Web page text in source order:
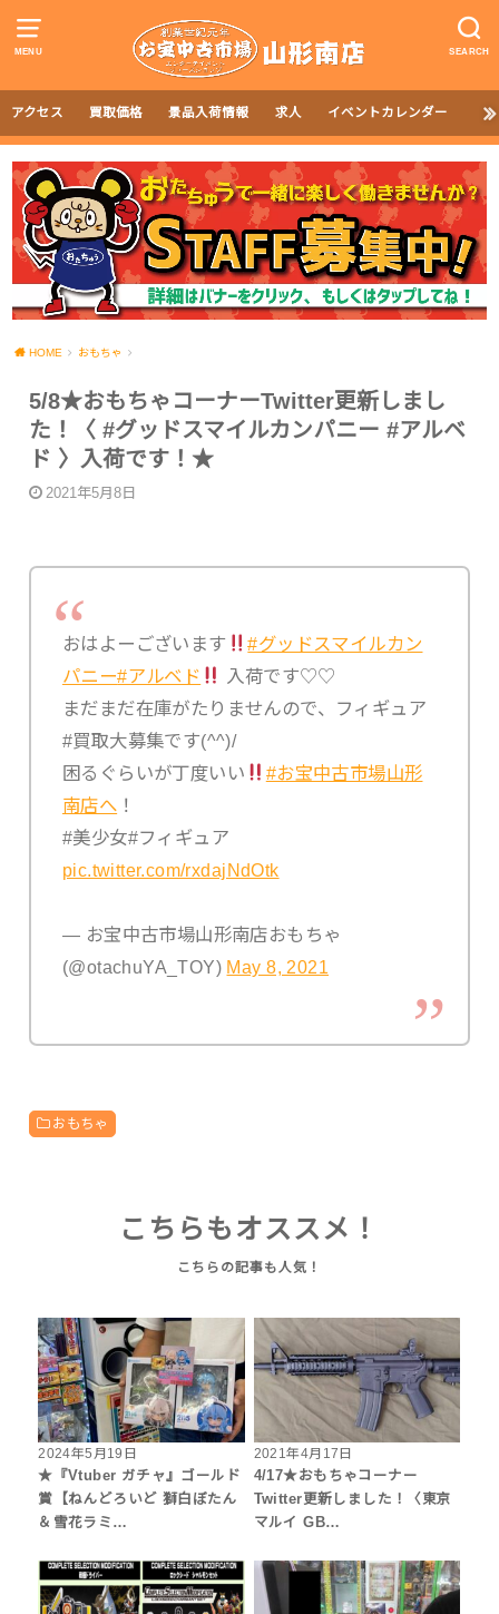
MENU SEARCH
アクセス 買取価格 景品入荷情報 求人 イベントカレンダー
HOME おもちゃ
5/8★おもちゃコーナーTwitter更新しまし
た！〈 #グッドスマイルカンパニー #アルベ
ド 〉入荷です！★
2021年5月8日
おはよーございます
#グッドスマイルカン
パニー#アルベド
入荷です♡♡
まだまだ在庫がたりませんので、フィギュア
#買取大募集です(^^)/
困るぐらいが丁度いい
#お宝中古市場山形
南店へ ！
#美少女#フィギュア
pic.twitter.com/rxdajNdOtk
— お宝中古市場山形南店おもちゃ
(@otachuYA_TOY) May 8, 2021
おもちゃ
こちらもオススメ！
2024年5月19日
★『Vtuber ガチャ』ゴールド
賞【ねんどろいど 獅白ぼたん
＆雪花ラミ…
2021年4月17日
4/17★おもちゃコーナー
Twitter更新しました！〈東京
マルイ GB…